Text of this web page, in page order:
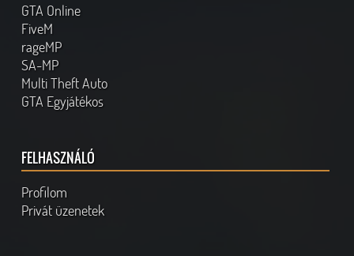
GTA Online
FiveM
rageMP
SA-MP
Multi Theft Auto
GTA Egyjátékos
FELHASZNÁLÓ
Profilom
Privát üzenetek